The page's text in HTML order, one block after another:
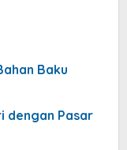
Baku
dengan Pasar